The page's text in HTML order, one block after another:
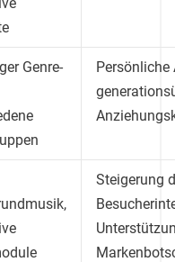
Genre-
Persönliche
Steigerung